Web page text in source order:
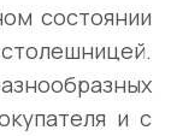
состоянии
и с